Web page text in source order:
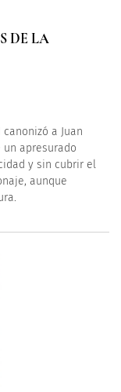
DE LA
a Juan
un apresurado
y sin cubrir el
aunque